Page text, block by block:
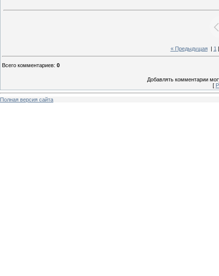
« Предыдущая| 1 [
Всего комментариев: 0
Добавлять комментарии
[
Полная версия сайта